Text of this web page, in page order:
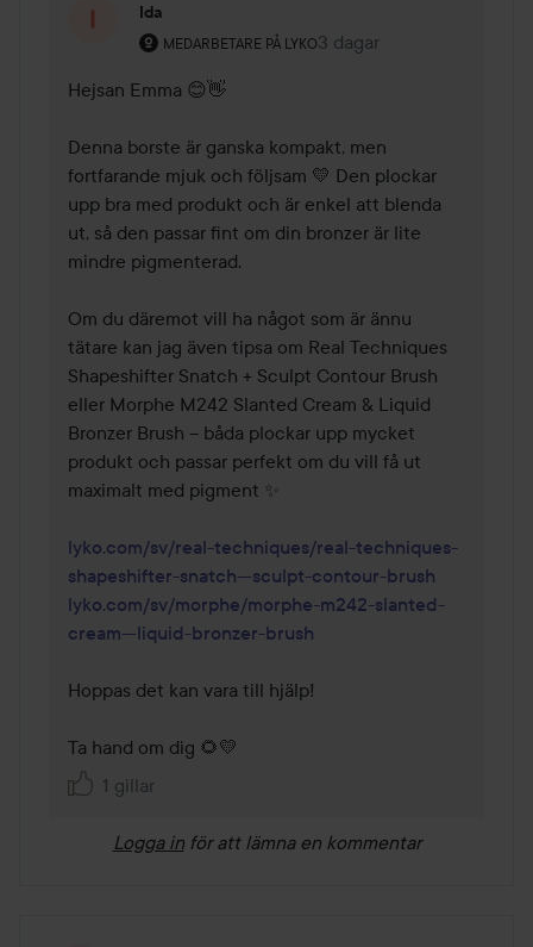
Ida
MEDARBETARE PÅ LYKO
Användarens roll: Medarbetare på Lyko.
3 dagar
Kommentaren lades 3
Hejsan Emma 😊👋
Denna borste är ganska kompakt, men
fortfarande mjuk och följsam 💛 Den plockar
upp bra med produkt och är enkel att blenda
ut, så den passar fint om din bronzer är lite
mindre pigmenterad.
Om du däremot vill ha något som är ännu
tätare kan jag även tipsa om Real Techniques
Shapeshifter Snatch + Sculpt Contour Brush
eller Morphe M242 Slanted Cream & Liquid
Bronzer Brush – båda plockar upp mycket
produkt och passar perfekt om du vill få ut
maximalt med pigment ✨
lyko.com/sv/real-techniques/real-techniques-
shapeshifter-snatch---sculpt-contour-brush
lyko.com/sv/morphe/morphe-m242-slanted-
cream---liquid-bronzer-brush
Hoppas det kan vara till hjälp!
Ta hand om dig 🌻💛
1 gillar
Logga in för att lämna en kommentar